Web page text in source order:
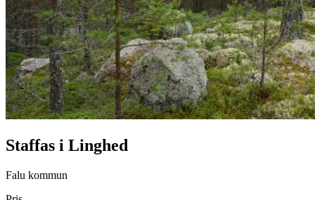
Staffas i Linghed
Falu kommun